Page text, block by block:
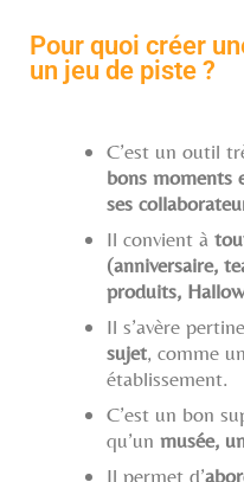
Pour quoi créer
un jeu de piste ?
C’est un outil
bons moments
ses
Il convient à
(anniversaire,
produits,
Il s’avère
sujet, comme
établissement.
C’est un bon
qu’un musée,
Il permet d’